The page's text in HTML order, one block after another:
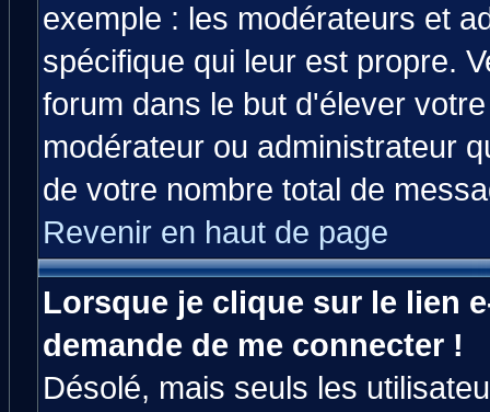
exemple : les modérateurs et
spécifique qui leur est propre.
forum dans le but d'élever
modérateur ou administrateur
de votre nombre total de
Revenir en haut de page
Lorsque je clique sur le lien
demande de me connecter !
Désolé, mais seuls les